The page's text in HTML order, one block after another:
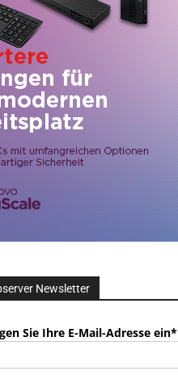
Newsletter
Sie Ihre E-Mail-Adresse ein*